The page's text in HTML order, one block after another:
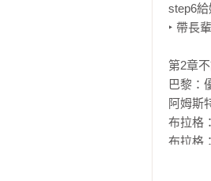
十八歲
從今天
*隨書特
快樂同
step6
‣ 帶長
第2章
巴黎：
阿姆斯
布拉格
布拉格